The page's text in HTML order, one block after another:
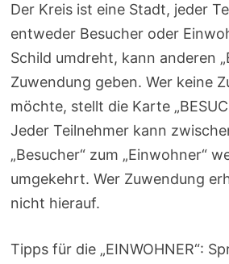
Der Kreis ist eine Stadt, jeder
entweder Besucher oder
Schild umdreht, kann anderen
Zuwendung geben. Wer keine
möchte, stellt die Karte
Jeder Teilnehmer kann
„Besucher“ zum „Einwohner“
umgekehrt. Wer Zuwendung
nicht hierauf.
Tipps für die „EINWOHNER“: